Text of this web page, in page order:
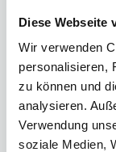
Diese Webseite
Wir verwenden
personalisieren,
zu können und
analysieren.
Verwendung
soziale Medien,
Die neue
Größe
ist eine